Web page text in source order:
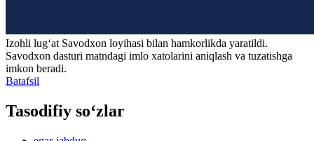
Izohli lugʻat Savodxon loyihasi bilan hamkorlikda yaratildi.
Savodxon dasturi matndagi imlo xatolarini aniqlash va tuzatishga
imkon beradi.
Batafsil
Tasodifiy so‘zlar